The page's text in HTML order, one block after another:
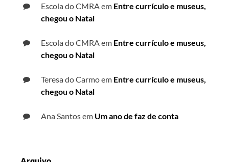
Escola do CMRA em Entre currículo e museus,
chegou o Natal
Escola do CMRA em Entre currículo e museus,
chegou o Natal
Teresa do Carmoem Entre currículo e museus,
chegou o Natal
Ana Santosem Um ano de faz de conta